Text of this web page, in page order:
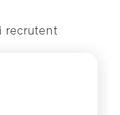
recrutent